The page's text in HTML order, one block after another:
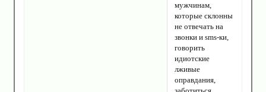
мужчинам,
которые склонны
не отвечать на
звонки и sms-ки,
говорить
идиотские
лживые
оправдания,